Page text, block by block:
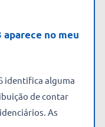
aparece no meu
identifica alguma
de contar
As